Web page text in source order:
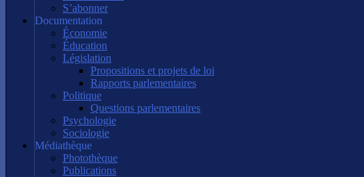
S’abonner
Documentation
Économie
Éducation
Législation
Propositions et projets de loi
Rapports parlementaires
Politique
Questions parlementaires
Psychologie
Sociologie
Médiathèque
Photothèque
Publications